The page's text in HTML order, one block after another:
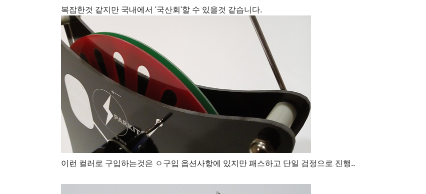
복잡한것 같지만 국내에서 '국산회'할 수 있을것 같습니다.
이런 컬러로 구입하는것은 ㅇ구입 옵션사항에 있지만 패스하고 단일 검정으로 진행..